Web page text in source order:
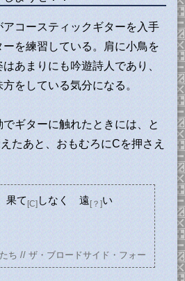
コースティックギターを入手
を練習している。肩に小鳥を
あまりにも吟遊詩人であり、
をしている気分になる。
ギターに触れたときには、と
たあと、おもむろにCを押さえ
果て[C] しなく 遠[？]い
ち // ザ・ブロードサイド・フォー